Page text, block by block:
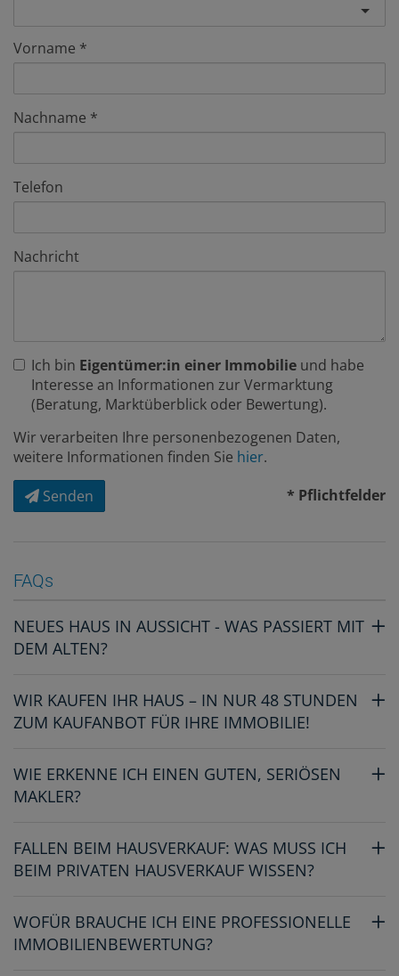
Vorname
Nachname
Telefon
Nachricht
Ich bin Eigentümer:in einer Immobilie und habe
Interesse an Informationen zur Vermarktung
(Beratung, Marktüberblick oder Bewertung).
Wir verarbeiten Ihre personenbezogenen Daten,
weitere Informationen finden Sie hier.
Senden
* Pflichtfelder
FAQs
NEUES HAUS IN AUSSICHT - WAS PASSIERT MIT
DEM ALTEN?
WIR KAUFEN IHR HAUS – IN NUR 48 STUNDEN
ZUM KAUFANBOT FÜR IHRE IMMOBILIE!
WIE ERKENNE ICH EINEN GUTEN, SERIÖSEN
MAKLER?
FALLEN BEIM HAUSVERKAUF: WAS MUSS ICH
BEIM PRIVATEN HAUSVERKAUF WISSEN?
WOFÜR BRAUCHE ICH EINE PROFESSIONELLE
IMMOBILIENBEWERTUNG?